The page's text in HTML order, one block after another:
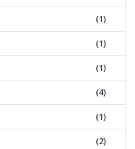
(1)
(1)
(1)
(4)
(1)
(2)